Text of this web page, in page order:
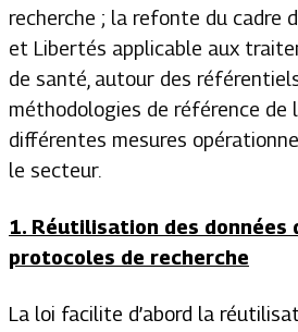
recherche ; la refonte du cadre
et Libertés applicable aux
de santé, autour des
méthodologies de référence de
différentes mesures
le secteur.
1. Réutilisation des données
protocoles de recherche
La loi facilite d’abord la